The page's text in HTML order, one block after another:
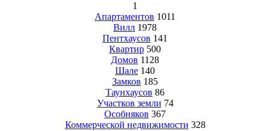
1
Апартаментов 1011
Вилл 1978
Пентхаусов 141
Квартир 500
Домов 1128
Шале 140
Замков 185
Таунхаусов 86
Участков земли 74
Особняков 367
Коммерческой недвижимости 328